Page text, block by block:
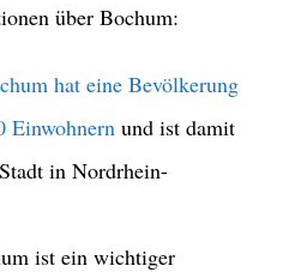
über Bochum:
hat eine Bevölkerung
Einwohnern und ist damit
in Nordrhein-
ist ein wichtiger